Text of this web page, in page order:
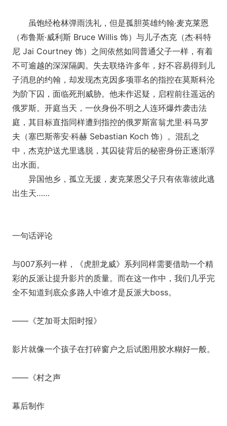
虽饱经枪林弹雨洗礼，但是孤胆英雄约翰·麦克莱恩
（布鲁斯·威利斯 Bruce Willis 饰）与儿子杰克（杰·科特
尼 Jai Courtney 饰）之间依然如同普通父子一样，有着
不可逾越的深深隔阂。失去联络许多年，好不容易得到儿
子消息的约翰，却发现杰克因多项罪名的指控在莫斯科沦
为阶下囚，面临死刑威胁。他未作迟疑，启程前往遥远的
俄罗斯。开庭当天，一伙身份不明之人连环爆炸袭击法
庭，其目标直指同样遭到指控的俄罗斯富翁尤里·科马罗
夫（塞巴斯蒂安·科赫 Sebastian Koch 饰）。混乱之
中，杰克护送尤里逃脱，其囚徒背后的秘密身份正逐渐浮
出水面。
异国他乡，孤立无援，麦克莱恩父子只有依靠彼此逃
出生天……
一句话评论
与007系列一样，《虎胆龙威》系列同样需要借助一个精
彩的反派让提升影片的质量。而在这一作中，我们几乎完
全不知道到底众多路人中谁才是反派大boss。
——《芝加哥太阳时报》
影片就像一个孩子在打碎窗户之后试图用胶水糊好一般。
——《村之声
幕后制作